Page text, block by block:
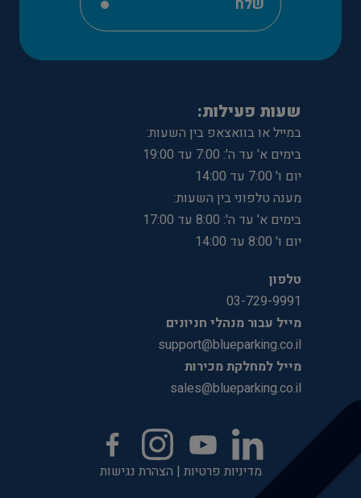
שלח
מדיניות פרטיות | הצהרת נגישות
שעות פעילות:
במייל או בוואצאפ בין השעות:
בימים א' עד ה': 7:00 עד 19:00
יום ו' 7:00 עד 14:00
מענה טלפוני בין השעות:
בימים א' עד ה': 8:00 עד 17:00
יום ו' 8:00 עד 14:00
טלפון
03-729-9991
מייל עבור מנהלי חניונים
support@blueparking.co.il
מייל למחלקת מכירות
sales@blueparking.co.il